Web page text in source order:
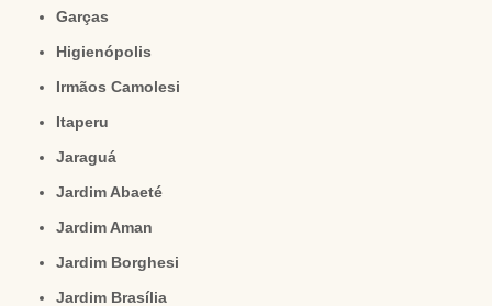
Garças
Higienópolis
Irmãos Camolesi
Itaperu
Jaraguá
Jardim Abaeté
Jardim Aman
Jardim Borghesi
Jardim Brasília